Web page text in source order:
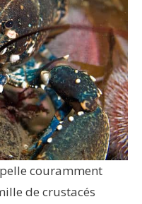
couramment
de crustacés